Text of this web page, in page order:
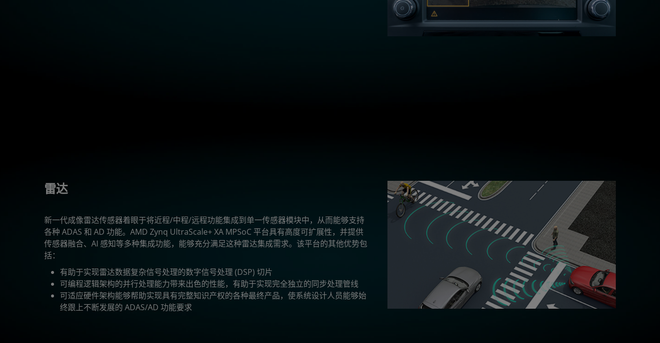
雷达
新一代成像雷达传感器着眼于将近程/中程/远程功能集成到单一传感器模块中，从而能够支持
各种 ADAS 和 AD 功能。AMD Zynq UltraScale+ XA MPSoC 平台具有高度可扩展性，并提供
传感器融合、AI 感知等多种集成功能，能够充分满足这种雷达集成需求。该平台的其他优势包
括：
有助于实现雷达数据复杂信号处理的数字信号处理 (DSP) 切片
可编程逻辑架构的并行处理能力带来出色的性能，有助于实现完全独立的同步处理管线
可适应硬件架构能够帮助实现具有完整知识产权的各种最终产品，使系统设计人员能够始
终跟上不断发展的 ADAS/AD 功能要求